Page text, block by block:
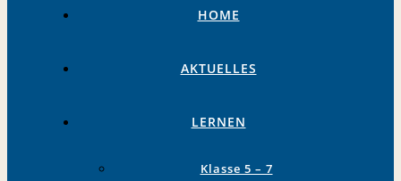
HOME
AKTUELLES
LERNEN
Klasse 5 – 7